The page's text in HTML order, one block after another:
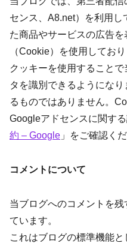
センス、A8.net）を利用し
た商品やサービスの広告
（Cookie）を使用しており
クッキーを使用すること
タを識別できるようにな
るものではありません。
Googleアドセンスに関する
約 – Google 」をご確認くだ
コメントについて
当ブログへのコメントを
ています。
これはブログの標準機能